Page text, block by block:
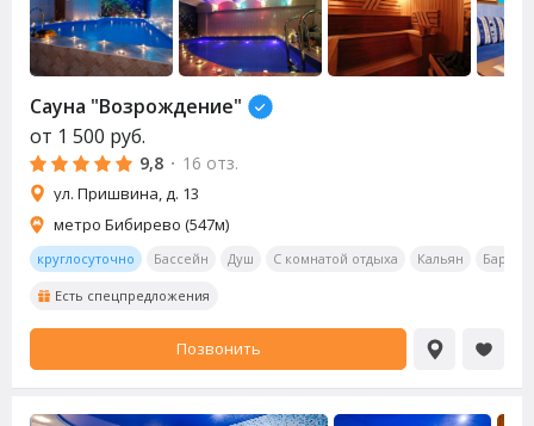
Сауна "Возрождение"
от 1 500 руб.
9,8 · 16 отз.
ул. Пришвина, д. 13
метро Бибирево (547м)
круглосуточно Бассейн Душ С комнатой отдыха Кальян Бар
Есть спецпредложения
Позвонить